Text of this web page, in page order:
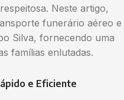
Neste artigo,
funerário aéreo e
Silva, fornecendo uma
famílias enlutadas.
e Eficiente